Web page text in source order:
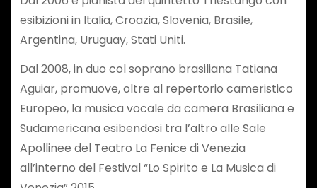
esibizioni in Italia, Croazia, Slovenia, Brasile,
Argentina, Uruguay, Stati Uniti.
Dal 2008, in duo col soprano brasiliana Tatiana
Aguiar, promuove, oltre al repertorio cameristico
Europeo, la musica vocale da camera Brasiliana e
Sudamericana esibendosi tra l’altro alle Sale
Apollinee del Teatro La Fenice di Venezia
all’interno del Festival “Lo Spirito e La Musica di